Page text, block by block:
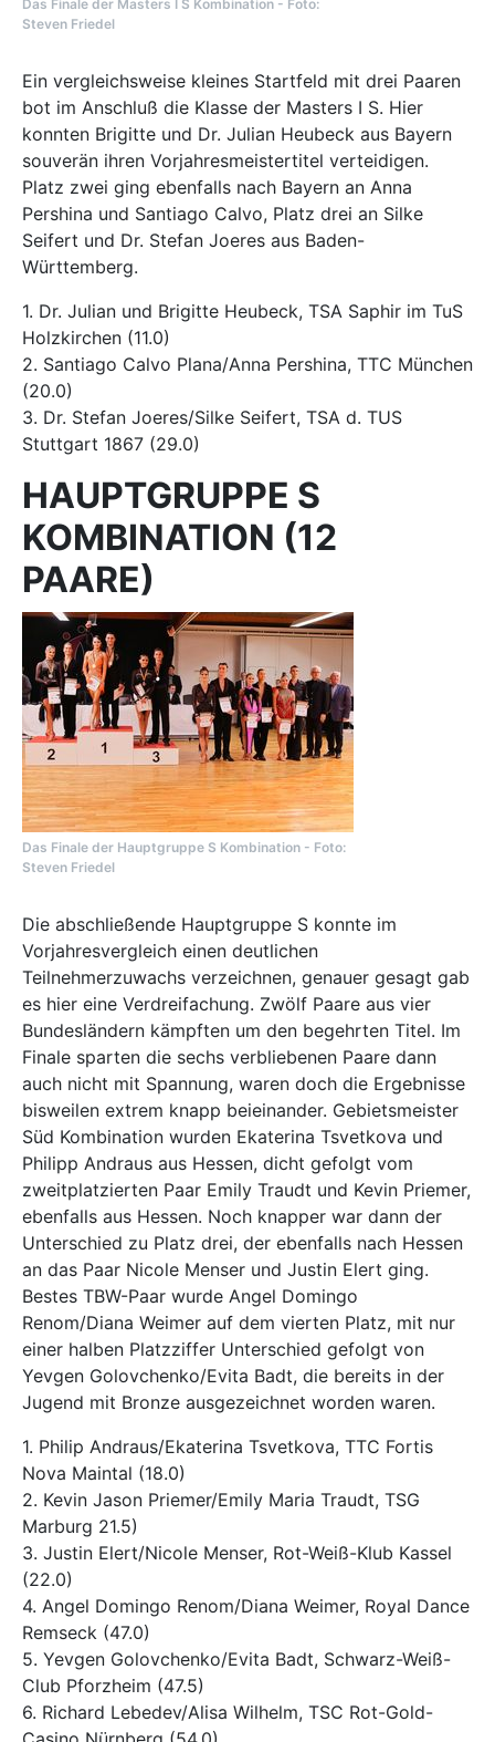
Das Finale der Masters I S Kombination - Foto:
Steven Friedel
Ein vergleichsweise kleines Startfeld mit drei Paaren
bot im Anschluß die Klasse der Masters I S. Hier
konnten Brigitte und Dr. Julian Heubeck aus Bayern
souverän ihren Vorjahresmeistertitel verteidigen.
Platz zwei ging ebenfalls nach Bayern an Anna
Pershina und Santiago Calvo, Platz drei an Silke
Seifert und Dr. Stefan Joeres aus Baden-
Württemberg.
1. Dr. Julian und Brigitte Heubeck, TSA Saphir im TuS
Holzkirchen (11.0)
2. Santiago Calvo Plana/Anna Pershina, TTC München
(20.0)
3. Dr. Stefan Joeres/Silke Seifert, TSA d. TUS
Stuttgart 1867 (29.0)
HAUPTGRUPPE S
KOMBINATION (12
PAARE)
Das Finale der Hauptgruppe S Kombination - Foto:
Steven Friedel
Die abschließende Hauptgruppe S konnte im
Vorjahresvergleich einen deutlichen
Teilnehmerzuwachs verzeichnen, genauer gesagt gab
es hier eine Verdreifachung. Zwölf Paare aus vier
Bundesländern kämpften um den begehrten Titel. Im
Finale sparten die sechs verbliebenen Paare dann
auch nicht mit Spannung, waren doch die Ergebnisse
bisweilen extrem knapp beieinander. Gebietsmeister
Süd Kombination wurden Ekaterina Tsvetkova und
Philipp Andraus aus Hessen, dicht gefolgt vom
zweitplatzierten Paar Emily Traudt und Kevin Priemer,
ebenfalls aus Hessen. Noch knapper war dann der
Unterschied zu Platz drei, der ebenfalls nach Hessen
an das Paar Nicole Menser und Justin Elert ging.
Bestes TBW-Paar wurde Angel Domingo
Renom/Diana Weimer auf dem vierten Platz, mit nur
einer halben Platzziffer Unterschied gefolgt von
Yevgen Golovchenko/Evita Badt, die bereits in der
Jugend mit Bronze ausgezeichnet worden waren.
1. Philip Andraus/Ekaterina Tsvetkova, TTC Fortis
Nova Maintal (18.0)
2. Kevin Jason Priemer/Emily Maria Traudt, TSG
Marburg 21.5)
3. Justin Elert/Nicole Menser, Rot-Weiß-Klub Kassel
(22.0)
4. Angel Domingo Renom/Diana Weimer, Royal Dance
Remseck (47.0)
5. Yevgen Golovchenko/Evita Badt, Schwarz-Weiß-
Club Pforzheim (47.5)
6. Richard Lebedev/Alisa Wilhelm, TSC Rot-Gold-